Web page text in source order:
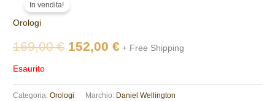
In vendita!
Orologi
169,00€ originale
169,00 €.
152,00€ attuale
152,00 €.
+ Free Shipping
Esaurito
Categoria:Orologi Marchio: Daniel Wellington